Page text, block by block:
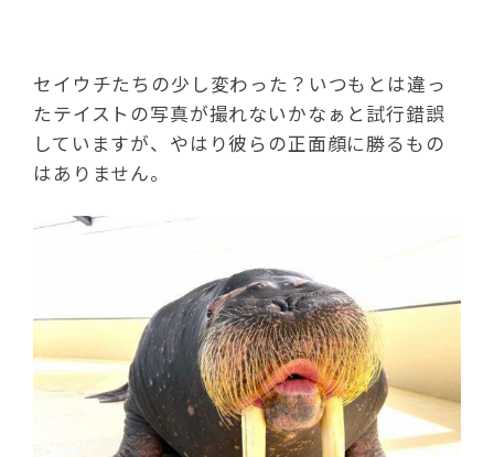
セイウチたちの少し変わった？いつもとは違っ
たテイストの写真が撮れないかなぁと試行錯誤
していますが、やはり彼らの正面顔に勝るもの
はありません。